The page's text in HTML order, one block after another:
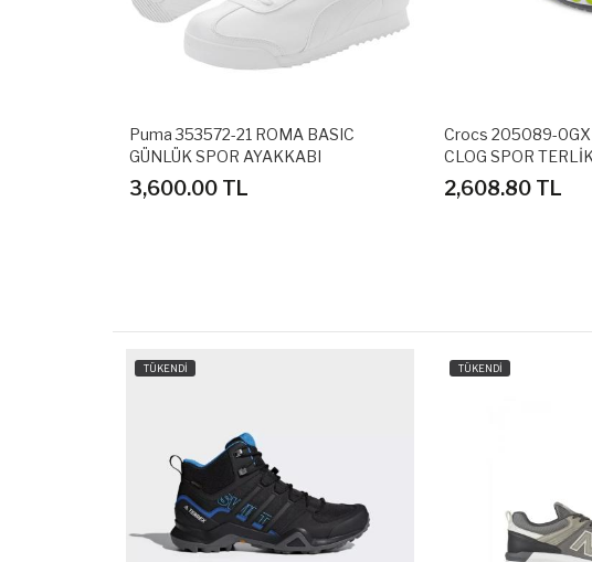
Puma 353572-21 ROMA BASIC
GÜNLÜK SPOR AYAKKABI
3,600.00 TL
Crocs 205089-0GX
CLOG SPOR
2,608.80 TL
TÜKENDİ TÜKENDİ